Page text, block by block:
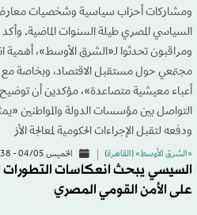
ومشاركات أحزاب سياسية وشخصيات
السياسي المصري طيلة السنوات الماضية.
ومراقبون تحدثوا لـ«الشرق الأوسط»، أهمية
مجتمعي حول مستقبل الاقتصاد، وبخاصة مع
أعباء معيشية متصاعدة»، مؤكدين أن توضيح
التواصل بين مؤسسات الدولة والمواطنين
ودفعه لتقبل الإجراءات الحكومية لمعالجة الأز
«الشرق الأوسط» (القاهرة) الخميس 04/05 - 22:38
السيسي يبحث انعكاسات التطورات
على الأمن القومي المصري